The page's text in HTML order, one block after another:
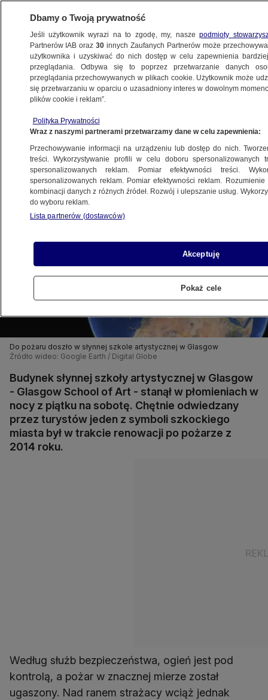
ŚWIAT
16.06.2018, 09:32
Udostępnij
Do pożaru doszło w słynnej szkole artystycznej w Glasgow
Źródło wideo: Google Earth / Digital Globe
Budynek słynnej szkoły artystycznej w Glasgow
- Glasgow School of Art - stanął w płomieniach w
nocy z piątku na sobotę. Chętnie odwiedzany
przez turystów jeden z symboli szkockiego
miasta był w trakcie renowacji po pożarze z
2014 roku.
Według służb bezpieczeństwa, ogień jest pod
kontrolą, a pożar w znacznej mierze został
ugaszony. Nad ranem strażacy wciąż jednak
Dbamy o Twoją prywatność
Jeśli użytkownik wyrazi na to zgodę, my, naszepodmioty
Partnerów IAB oraz30 innych Zaufanych Partnerów może
użytkownika i uzyskiwać do nich dostęp w celu zapewnienia
przeglądania. Odbywa się to poprzez przetwarzanie danych
przeglądania przechowywanych w plikach cookie. Użytkownik może
się przetwarzaniu w oparciu o uzasadniony interes w dowolnym
plików cookie i reklam”.
Polityka Prywatności
Wraz z naszymi partnerami przetwarzamy dane w celu zapewnienia:
Przechowywanie informacji na urządzeniu lub dostęp do nich.
treści. Wykorzystywanie profili w celu doboru spersonalizowanych
spersonalizowanych reklam. Pomiar efektywności treści.
spersonalizowanych reklam. Pomiar efektywności reklam.
kombinacji danych z różnych źródeł. Rozwój i ulepszanie usług.
do wyboru reklam.
Lista partnerów (dostawców)
Akceptuję
Pokaż cele